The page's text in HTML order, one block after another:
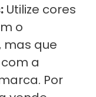
Utilize cores
o
mas que
a
Por